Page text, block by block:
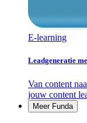
E-learning
Leadgeneratie
Van content
jouw content
Meer Funda